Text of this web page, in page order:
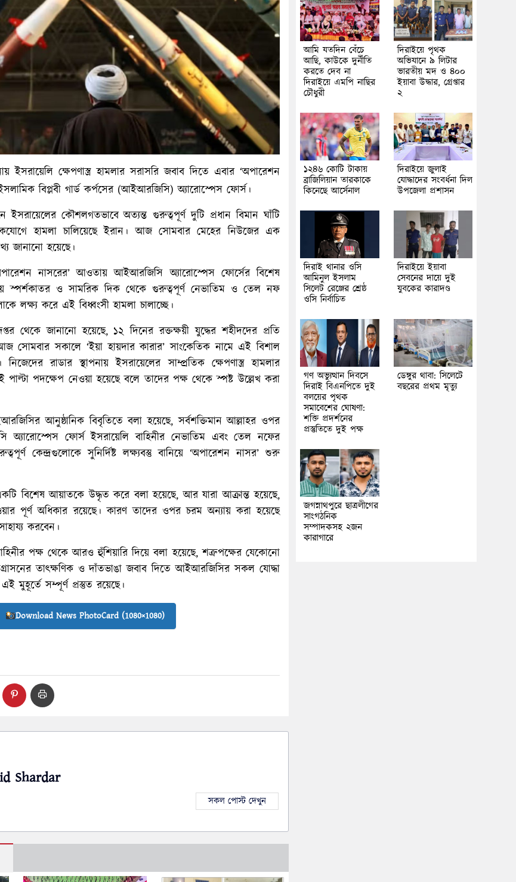
ইসরায়েলি ক্ষেপণাস্ত্র হামলার সরাসরি জবাব দিতে এবার ‘অপারেশন
বিপ্লবী গার্ড কর্পসের (আইআরজিসি) অ্যারোস্পেস ফোর্স।
ইসরায়েলের কৌশলগতভাবে অত্যন্ত গুরুত্বপূর্ণ দুটি প্রধান বিমান ঘাঁটি
হামলা চালিয়েছে ইরান। আজ সোমবার মেহের নিউজের এক
জানানো হয়েছে।
নাসরের’ আওতায় আইআরজিসি অ্যারোস্পেস ফোর্সের বিশেষ
স্পর্শকাতর ও সামরিক দিক থেকে গুরুত্বপূর্ণ নেভাতিম ও তেল নফ
লক্ষ্য করে এই বিধ্বংসী হামলা চালাচ্ছে।
থেকে জানানো হয়েছে, ১২ দিনের রক্তক্ষয়ী যুদ্ধের শহীদদের প্রতি
সোমবার সকালে ‘ইয়া হায়দার কারার’ সাংকেতিক নামে এই বিশাল
রাডার স্থাপনায় ইসরায়েলের সাম্প্রতিক ক্ষেপণাস্ত্র হামলার
পদক্ষেপ নেওয়া হয়েছে বলে তাদের পক্ষ থেকে স্পষ্ট উল্লেখ করা
আনুষ্ঠানিক বিবৃতিতে বলা হয়েছে, সর্বশক্তিমান আল্লাহর ওপর
অ্যারোস্পেস ফোর্স ইসরায়েলি বাহিনীর নেভাতিম এবং তেল নফের
কেন্দ্রগুলোকে সুনির্দিষ্ট লক্ষ্যবস্তু বানিয়ে ‘অপারেশন নাসর’ শুরু
বিশেষ আয়াতকে উদ্ধৃত করে বলা হয়েছে, আর যারা আক্রান্ত হয়েছে,
পূর্ণ অধিকার রয়েছে। কারণ তাদের ওপর চরম অন্যায় করা হয়েছে
করবেন।
পক্ষ থেকে আরও হুঁশিয়ারি দিয়ে বলা হয়েছে, শত্রুপক্ষের যেকোনো
তাৎক্ষণিক ও দাঁতভাঙা জবাব দিতে আইআরজিসির সকল যোদ্ধা
মুহূর্তে সম্পূর্ণ প্রস্তুত রয়েছে।
Download News PhotoCard (1080×1080)
Shardar
সকল পোস্ট দেখুন
আমি যতদিন বেঁচে
আছি, কাউকে দুর্নীতি
করতে দেব না
দিরাইয়ে এমপি নাছির
চৌধুরী
দিরাইয়ে পৃথক
অভিযানে ৯ লিটার
ভারতীয় মদ ও ৪০০
ইয়াবা উদ্ধার, গ্রেপ্তার
২
১২৪৬ কোটি টাকায়
ব্রাজিলিয়ান তারকাকে
কিনেছে আর্সেনাল
দিরাইয়ে জুলাই
যোদ্ধাদের সংবর্ধনা দিল
উপজেলা প্রশাসন
দিরাই থানার ওসি
আমিনুল ইসলাম
সিলেট রেঞ্জের শ্রেষ্ঠ
ওসি নির্বাচিত
দিরাইয়ে ইয়াবা
সেবনের দায়ে দুই
যুবকের কারাদণ্ড
গণ অভ্যুত্থান দিবসে
দিরাই বিএনপিতে দুই
বলয়ের পৃথক
সমাবেশের ঘোষণা:
শক্তি প্রদর্শনের
প্রস্তুতিতে দুই পক্ষ
ডেঙ্গুর থাবা: সিলেটে
বছরের প্রথম মৃত্যু
জগন্নাথপুরে ছাত্রলীগের
সাংগঠনিক
সম্পাদকসহ ২জন
কারাগারে